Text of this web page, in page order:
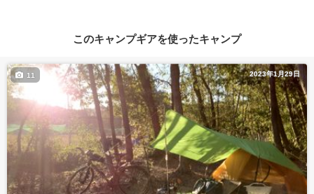
このキャンプギアを使ったキャンプ
2023年1月29日
11